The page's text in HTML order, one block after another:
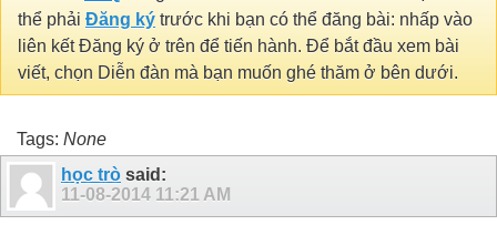
thể phải Đăng ký trước khi bạn có thể đăng bài: nhấp vào
liên kết Đăng ký ở trên để tiến hành. Để bắt đầu xem bài
viết, chọn Diễn đàn mà bạn muốn ghé thăm ở bên dưới.
Tags: None
học trò said:
11-08-2014 11:21 AM